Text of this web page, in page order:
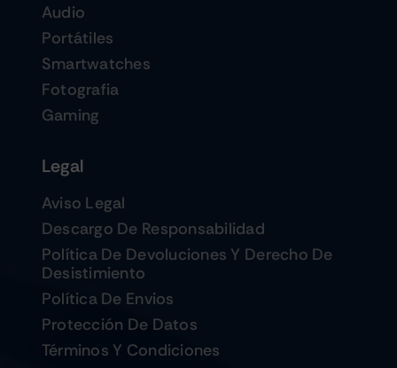
Audio
Portátiles
Smartwatches
Fotografia
Gaming
Legal
Aviso Legal
Descargo De Responsabilidad
Política De Devoluciones Y Derecho De
Desistimiento
Política De Envios
Protección De Datos
Términos Y Condiciones